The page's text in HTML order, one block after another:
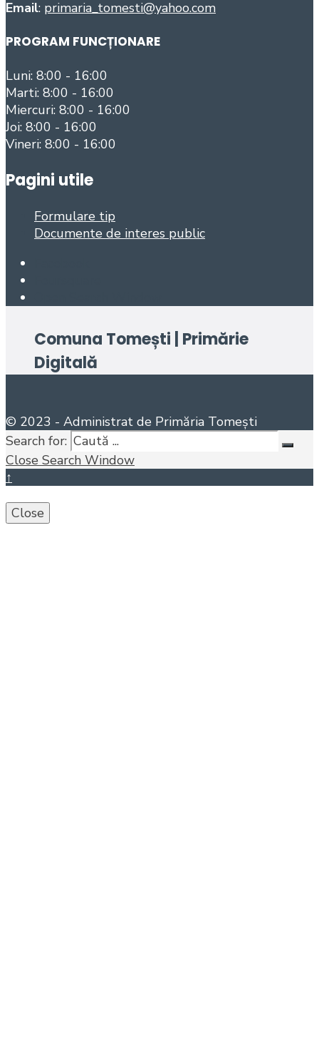
Email: primaria_tomesti@yahoo.com
PROGRAM FUNCȚIONARE
Luni: 8:00 - 16:00
Marti: 8:00 - 16:00
Miercuri: 8:00 - 16:00
Joi: 8:00 - 16:00
Vineri: 8:00 - 16:00
Pagini utile
Formulare tip
Documente de interes public
Comuna Tomești | Primărie
Digitală
© 2023 - Administrat de Primăria Tomești
Search for:
Close Search Window
↑
Close